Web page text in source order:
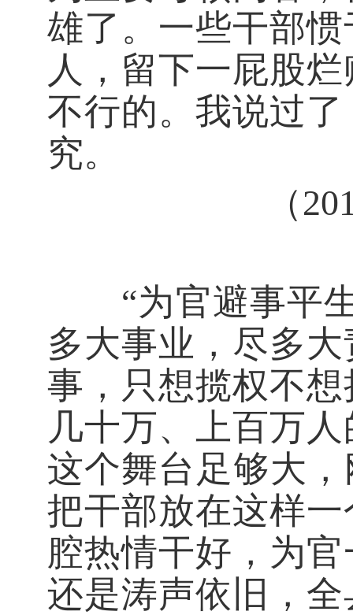
雄了。一些干部
人，留下一屁股
不行的。我说过
究。
（
“为官避事平生
多大事业，尽多
事，只想揽权不
几十万、上百万
这个舞台足够大
把干部放在这样
腔热情干好，为
还是涛声依旧，